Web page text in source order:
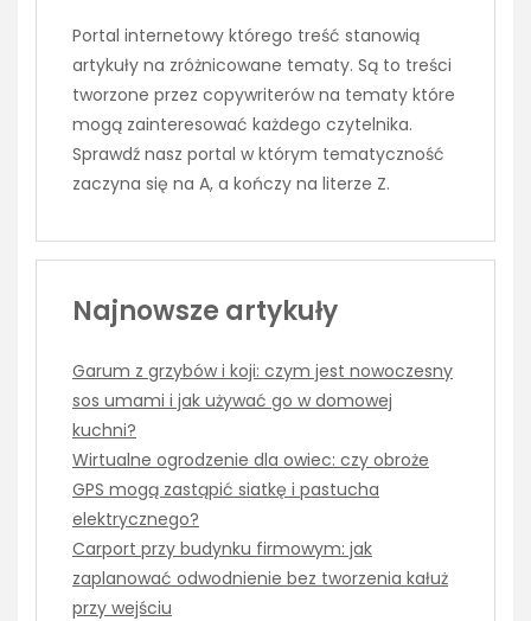
Portal internetowy którego treść stanowią
artykuły na zróżnicowane tematy. Są to treści
tworzone przez copywriterów na tematy które
mogą zainteresować każdego czytelnika.
Sprawdź nasz portal w którym tematyczność
zaczyna się na A, a kończy na literze Z.
Najnowsze artykuły
Garum z grzybów i koji: czym jest nowoczesny
sos umami i jak używać go w domowej
kuchni?
Wirtualne ogrodzenie dla owiec: czy obroże
GPS mogą zastąpić siatkę i pastucha
elektrycznego?
Carport przy budynku firmowym: jak
zaplanować odwodnienie bez tworzenia kałuż
przy wejściu